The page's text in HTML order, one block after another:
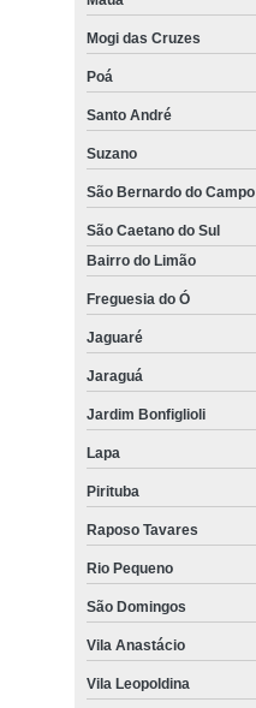
Mogi das Cruzes
Poá
Santo André
Suzano
São Bernardo do Campo
São Caetano do Sul
Bairro do Limão
Freguesia do Ó
Jaguaré
Jaraguá
Jardim Bonfiglioli
Lapa
Pirituba
Raposo Tavares
Rio Pequeno
São Domingos
Vila Anastácio
Vila Leopoldina